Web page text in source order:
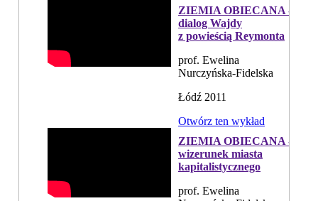
ZIEMIA OBIECANA -
dialog Wajdy
z powieścią Reymonta
prof. Ewelina
Nurczyńska-Fidelska
Łódź 2011
Otwórz ten wykład
ZIEMIA OBIECANA -
wizerunek miasta
kapitalistycznego
prof. Ewelina